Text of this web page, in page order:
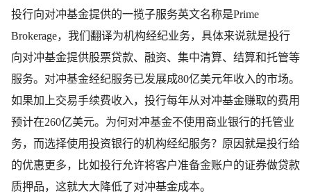
投行向对冲基金提供的一揽子服务英文名称是Prime
Brokerage，我们翻译为机构经纪业务，具体来说就是投行
向对冲基金提供股票贷款、融资、集中清算、结算和托管等
服务。对冲基金经纪服务已发展成80亿美元年收入的市场。
如果加上交易手续费收入，投行每年从对冲基金赚取的费用
预计在260亿美元。为何对冲基金不使用商业银行的托管业
务，而选择使用投资银行的机构经纪服务？原因就是投行给
的优惠更多，比如投行允许将客户准备金账户的证券做贷款
质押品，这就大大降低了对冲基金成本。